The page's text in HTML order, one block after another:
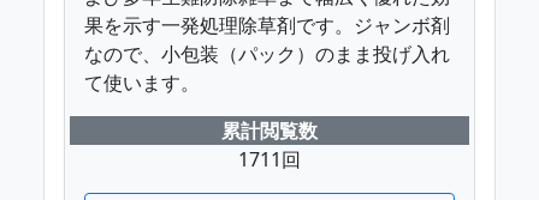
果を示す一発処理除草剤です。ジャンボ剤
なので、小包装（パック）のまま投げ入れ
て使います。
累計閲覧数
1711回